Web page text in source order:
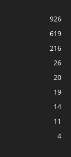
926
619
216
26
20
19
14
11
4